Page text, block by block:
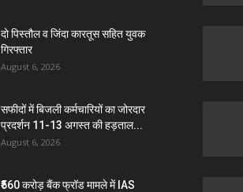
दो पिस्तौल व जिंदा कारतूस सहित युवक
गिरफ्तार
August 6, 2026
सफीदों में बिजली कर्मचारियों का जोरदार
प्रदर्शन 11-13 अगस्त की हड़ताल...
August 6, 2026
₹560 करोड़ बैंक फ्रॉड मामले में IAS